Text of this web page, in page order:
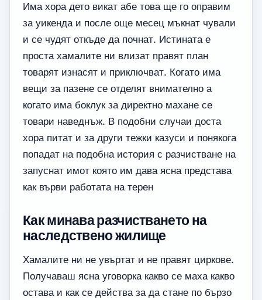
Има хора дето викат абе това ще го оправим
за уикенда и после още месец мъкнат чували
и се чудят откъде да почнат. Истината е
проста хамалите ни влизат правят план
товарят изнасят и приключват. Когато има
вещи за пазене се отделят внимателно а
когато има боклук за директно махане се
товари наведнъж. В подобни случаи доста
хора питат и за други тежки казуси и понякога
попадат на подобна история с разчистване на
запуснат имот която им дава ясна представа
как върви работата на терен
Как минава разчистването на
наследствено жилище
Хамалите ни не увъртат и не правят циркове.
Получаваш ясна уговорка какво се маха какво
остава и как се действа за да стане по бързо